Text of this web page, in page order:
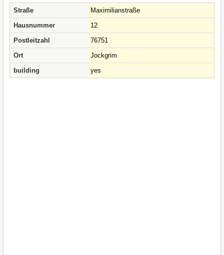
Straße
Maximilianstraße
Hausnummer
12
Postleitzahl
76751
Ort
Jockgrim
building
yes